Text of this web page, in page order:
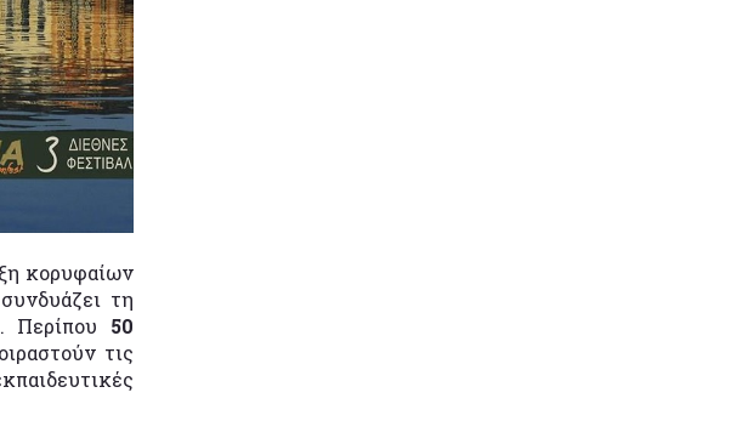
κορυφαίων
τη
Περίπου 50
τις